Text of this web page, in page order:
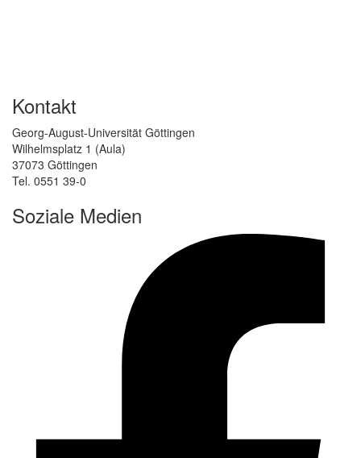
Kontakt
Georg-August-Universität Göttingen
Wilhelmsplatz 1 (Aula)
37073 Göttingen
Tel. 0551 39-0
Soziale Medien